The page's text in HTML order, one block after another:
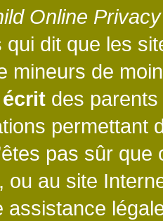
Online
qui dit que les
mineurs de
écrit des parents
permettant
pas sûr
ou au site
assistance